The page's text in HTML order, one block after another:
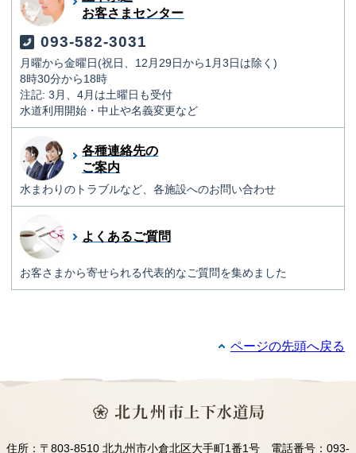
お客さまセンター
093-582-3031
月曜から金曜日(祝日、12月29日から1月3日は除く)
8時30分から18時
注記: 3月、4月は土曜日も受付
水道利用開始・中止や名義変更など
各種連絡先の
ご案内
水まわりのトラブルなど、各施設へのお問い合わせ
よくあるご質問
お客さまから寄せられる代表的なご質問を集めました
ページの先頭へ戻る
住所：〒803-8510 北九州市小倉北区大手町1番1号 電話番号：093-